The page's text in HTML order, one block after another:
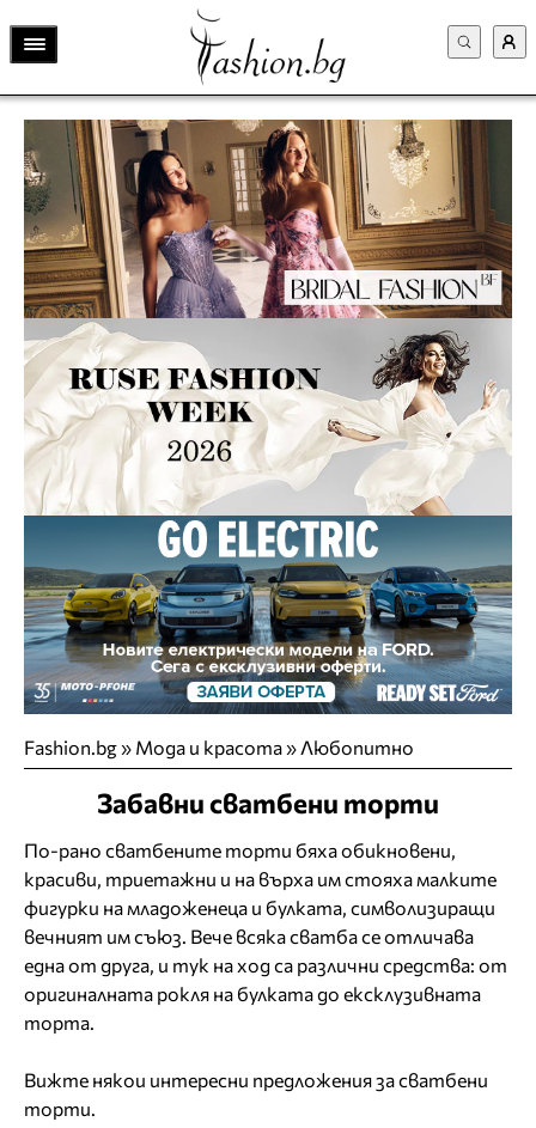
Fashion.bg» Мода и красота» Любопитно
Забавни сватбени торти
По-рано сватбените торти бяха обикновени,
красиви, триетажни и на върха им стояха малките
фигурки на младоженеца и булката, символизиращи
вечният им съюз. Вече всяка сватба се отличава
една от друга, и тук на ход са различни средства: от
оригиналната рокля на булката до ексклузивната
торта.
Вижте някои интересни предложения за сватбени
торти.